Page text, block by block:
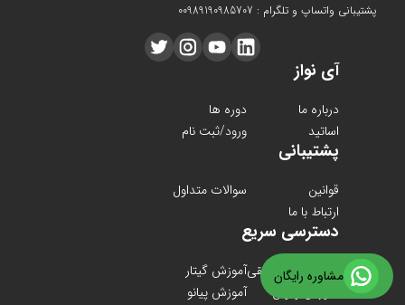
مشاوره رایگان
پشتیبانی واتساپ و تلگرام : 00989190985707
آی نواز
درباره ما
دوره ها
اساتید
ورود/ثبت نام
پشتیبانی
قوانین
سوالات متداول
ارتباط با ما
دسترسی سریع
دوره های موسیقیآموزش گیتار
آموزش ویولن
آموزش پیانو